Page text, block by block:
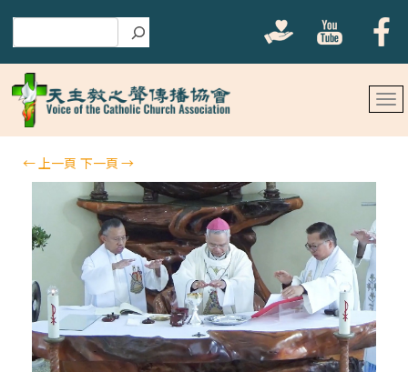
←上一頁 下一頁→